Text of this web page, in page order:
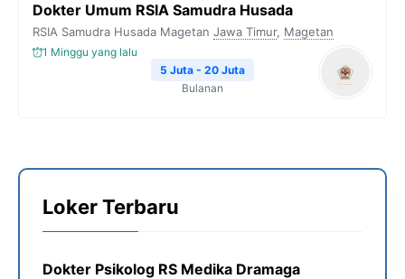
Dokter Umum RSIA Samudra Husada
RSIA Samudra Husada Magetan Jawa Timur, Magetan
1 Minggu yang lalu
5 Juta - 20 Juta
Bulanan
Loker Terbaru
Dokter Psikolog RS Medika Dramaga